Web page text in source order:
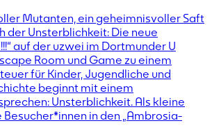
Mutanten, ein geheimnisvoller Saft
der Unsterblichkeit: Die neue
auf der uzwei im Dortmunder U
Room und Game zu einem
für Kinder, Jugendliche und
beginnt mit einem
Unsterblichkeit. Als kleine
Besucher*innen in den „Ambrosia-